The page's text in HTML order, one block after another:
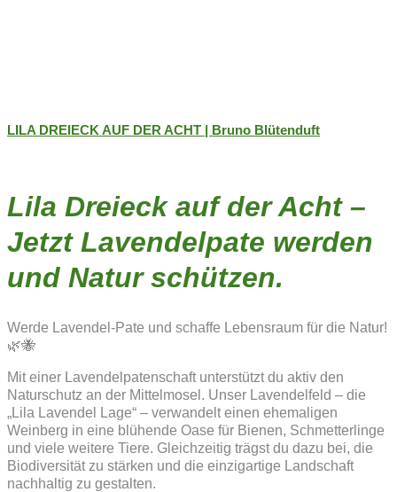
LILA DREIECK AUF DER ACHT | Bruno Blütenduft
Lila Dreieck auf der Acht –
Jetzt Lavendelpate werden
und Natur schützen.
Werde Lavendel-Pate und schaffe Lebensraum für die Natur!
🌿🐝
Mit einer Lavendelpatenschaft unterstützt du aktiv den
Naturschutz an der Mittelmosel. Unser Lavendelfeld – die
„Lila Lavendel Lage“ – verwandelt einen ehemaligen
Weinberg in eine blühende Oase für Bienen, Schmetterlinge
und viele weitere Tiere. Gleichzeitig trägst du dazu bei, die
Biodiversität zu stärken und die einzigartige Landschaft
nachhaltig zu gestalten.